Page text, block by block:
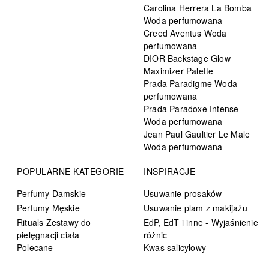
Carolina Herrera La Bomba
Woda perfumowana
Creed Aventus Woda
perfumowana
DIOR Backstage Glow
Maximizer Palette
Prada Paradigme Woda
perfumowana
Prada Paradoxe Intense
Woda perfumowana
Jean Paul Gaultier Le Male
Woda perfumowana
POPULARNE KATEGORIE
Perfumy Damskie
Perfumy Męskie
Rituals Zestawy do
pielęgnacji ciała
Polecane
INSPIRACJE
Usuwanie prosaków
Usuwanie plam z makijażu
EdP, EdT i inne - Wyjaśnienie
różnic
Kwas salicylowy